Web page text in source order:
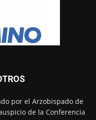
por el Arzobispado de
de la Conferencia